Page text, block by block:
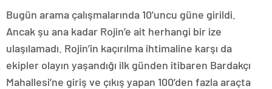
Bugün arama çalışmalarında 10’uncu güne girildi.
Ancak şu ana kadar Rojin’e ait herhangi bir ize
ulaşılamadı. Rojin’in kaçırılma ihtimaline karşı da
ekipler olayın yaşandığı ilk günden itibaren Bardakçı
Mahallesi’ne giriş ve çıkış yapan 100’den fazla araçta